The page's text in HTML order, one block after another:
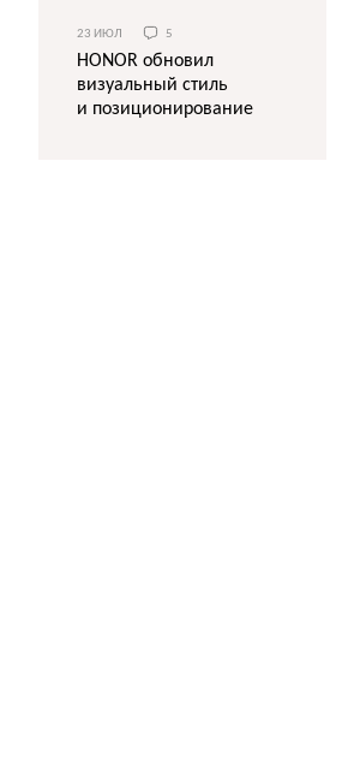
23 ИЮЛ 5
HONOR обновил
визуальный стиль
и позиционирование